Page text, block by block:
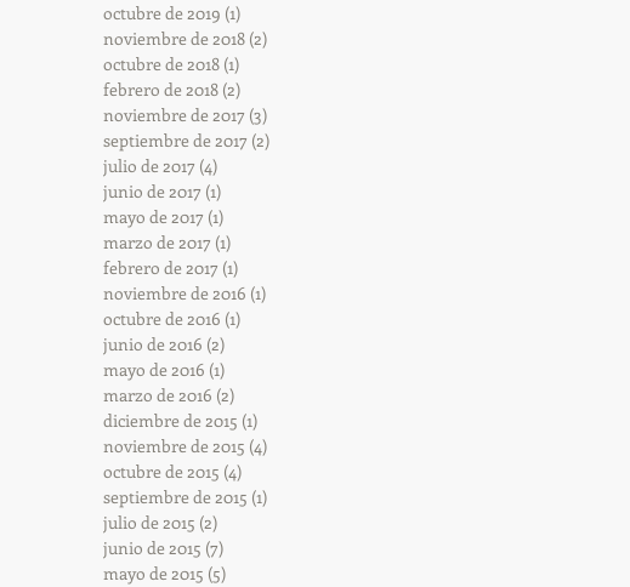
octubre de 2019 (1)
noviembre de 2018 (2)
octubre de 2018 (1)
febrero de 2018 (2)
noviembre de 2017 (3)
septiembre de 2017 (2)
julio de 2017 (4)
junio de 2017 (1)
mayo de 2017 (1)
marzo de 2017 (1)
febrero de 2017 (1)
noviembre de 2016 (1)
octubre de 2016 (1)
junio de 2016 (2)
mayo de 2016 (1)
marzo de 2016 (2)
diciembre de 2015 (1)
noviembre de 2015 (4)
octubre de 2015 (4)
septiembre de 2015 (1)
julio de 2015 (2)
junio de 2015 (7)
mayo de 2015 (5)